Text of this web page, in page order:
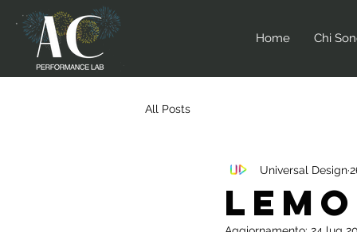
Home Chi
All Posts
Universal Design